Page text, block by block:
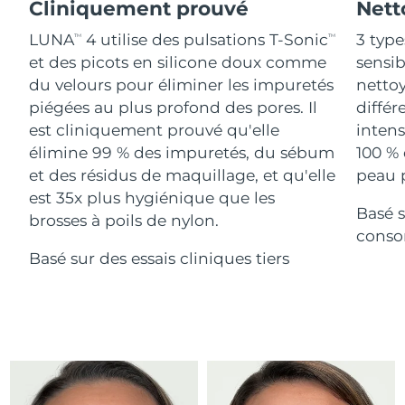
Cliniquement prouvé
LUNATM 4 utilise des pulsations T-SonicTM
et des picots en silicone doux comme
du velours pour éliminer les impuretés
piégées au plus profond des pores. Il
est cliniquement prouvé qu'elle
élimine 99 % des impuretés, du sébum
et des résidus de maquillage, et qu'elle
est 35x plus hygiénique que les
brosses à poils de nylon.
Basé sur des essais cliniques tiers
3
100
peau
Basé
For healthy hair
18% PAP
Acheter tout
FOREO APP
À PROPROS
Israël
Italie Livraison estimée 8/11/26
Japon Livraison estimée 8/14/26
Jersey Livraison estimée8/16/26
Kazakhstan Livraison estimée
8/11/26
Lituanie Livraison estimée8/11/26